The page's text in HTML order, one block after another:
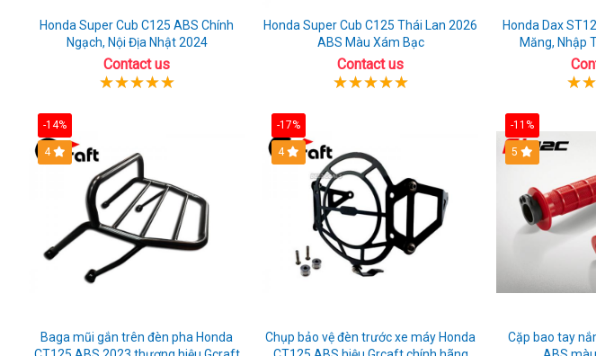
Honda Super Cub C125 ABS Chính
Ngạch, Nội Địa Nhật 2024
Contact us
Honda Super Cub C125 Thái Lan 2026
ABS Màu Xám Bạc
Contact us
Honda Dax
Măng, Nhập
-14%
4
Baga mũi gắn trên đèn pha Honda
-17%
4
Chụp bảo vệ đèn trước xe máy Honda
-11%
5
Cặp bao tay